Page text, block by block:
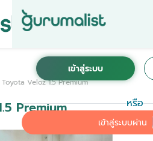
หรือ
เข้าสู่ระบบผ่าน
Toyota Veloz 1.5 Premium
Premium